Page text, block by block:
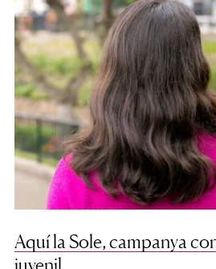
Aquí la Sole, campanya
juvenil